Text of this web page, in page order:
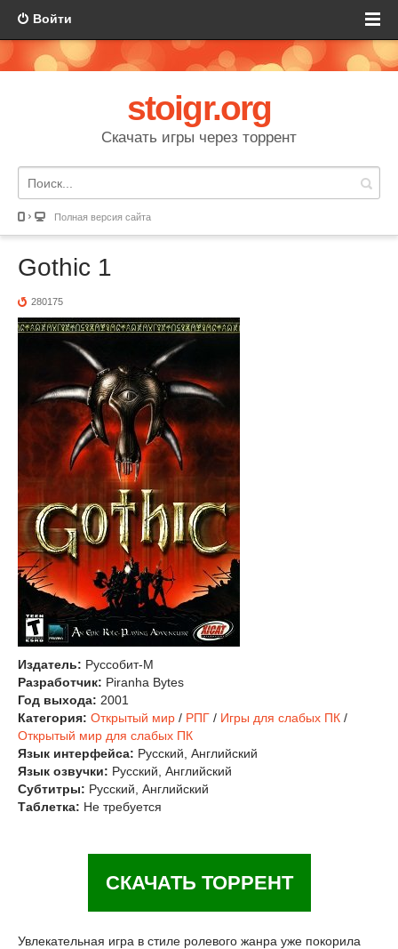
Войти
stoigr.org
Скачать игры через торрент
Полная версия сайта
Gothic 1
280175
Издатель: Руссобит-М
Разработчик: Piranha Bytes
Год выхода: 2001
Категория: Открытый мир / РПГ / Игры для слабых ПК /
Открытый мир для слабых ПК
Язык интерфейса: Русский, Английский
Язык озвучки: Русский, Английский
Субтитры: Русский, Английский
Таблетка: Не требуется
СКАЧАТЬ ТОРРЕНТ
Увлекательная игра в стиле ролевого жанра уже покорила